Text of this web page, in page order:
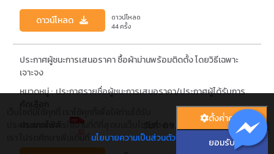
ดาวน์โหลด
ดาวน์โหลด
44 ครั้ง
ประกาศผู้ชนะการเสนอราคา ซื้อผ้าม่านพร้อมติดตั้ง โดยวิธีเฉพาะ
เจาะจง
หมวดหมู่ : ประกาศรายชื่อผู้ชนะการเสนอราคา/ประกาศผู้ได้รับการ
09.02.2026
ประสบการณ์การใช้งานที่ดีที่สุดบนเว็บไซต์ของ
นโยบายความเป็นส่วนตัว
ตั้งค่่าคุกกี้
ยอมรับ